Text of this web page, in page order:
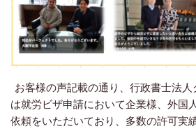
お客様の声記載の通り、行政書士法
は就労ビザ申請において企業様、外国
依頼をいただいており、多数の許可実